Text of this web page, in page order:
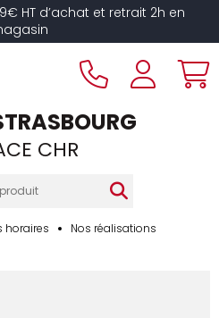
HT d’achat et retrait 2h en
CHR
horaires Nos réalisations